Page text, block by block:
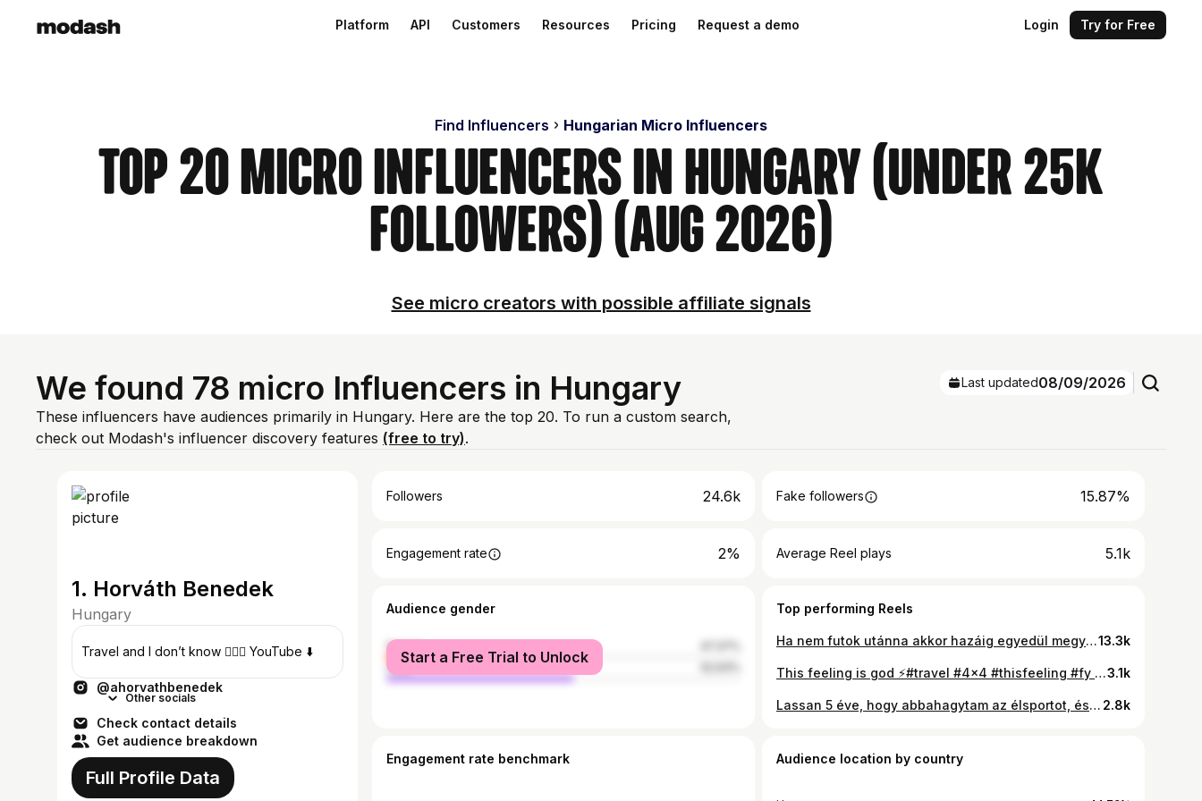
Platform API Customers Resources Pricing Request a demo Login Try for Free
Find Influencers Hungarian Micro Influencers
Top 20 Micro Influencers in Hungary (Under 25k
Followers) (Aug 2026)
See micro creators with possible affiliate signals
We found 78 micro Influencers in Hungary
These influencers have audiences primarily in Hungary. Here are the top 20. To run a custom search,
check out Modash's influencer discovery features (free to try).
Last updated08/09/2026
1. Horváth Benedek
Hungary
Travel and I don’t know 🤷🏼‍♂️ YouTube ⬇️
@ahorvathbenedek
Other socials
Check contact details
Get audience breakdown
Full Profile Data
Followers 24.6k Fake followers 15.87%
Engagement rate 2% Average Reel plays 5.1k
Audience gender
female
male
Start a Free Trial to Unlock
Top performing Reels
Ha nem futok utánna akkor hazáig egyedül megy 😂 #offroad #overland #4x4 #pajero #travel13.3k
This feeling is god ⚡️#travel #4x4 #thisfeeling #fy #nekedbe3.1k
Lassan 5 éve, hogy abbahagytam az élsportot, és az utóbbi időben a mozgás háttérbe szorult az életemben. Most viszont itt az idő, hogy újra belevágjak! Nemcsak egy sportágnál maradok, hanem szeretnék minél többféle mozgásformát kipróbálni és rendszeresen edzeni. Ideje visszahozni azt az érzést, amit a sport mindig adott! Ha van kedvenc sportod vagy edzésformád, írd meg kommentben, lehet, hogy én is kipróbálom! ⚡️🔥 #BackToSport #NewChallenge 2.8k
Engagement rate benchmark Audience location by country